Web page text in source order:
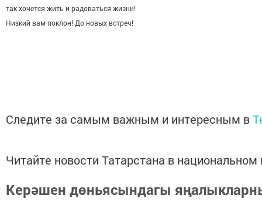
так хочется жить и радоваться жизни!
Низкий вам поклон! До но­вых встреч!
Следите за самым важным и интересным в
Читайте новости Татарстана в
Керәшен дөньясындагы